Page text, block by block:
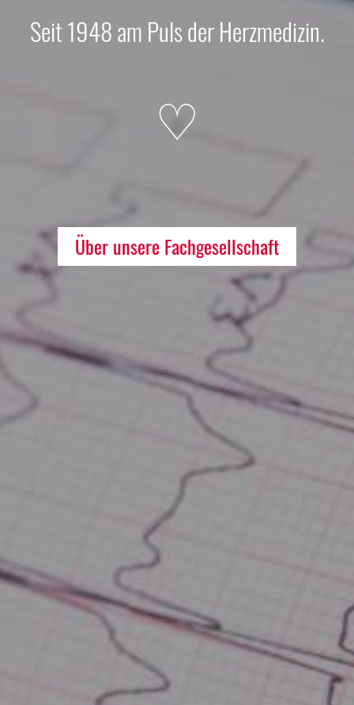
Seit 1948 am Puls der Herzmedizin.
♡
Über unsere Fachgesellschaft